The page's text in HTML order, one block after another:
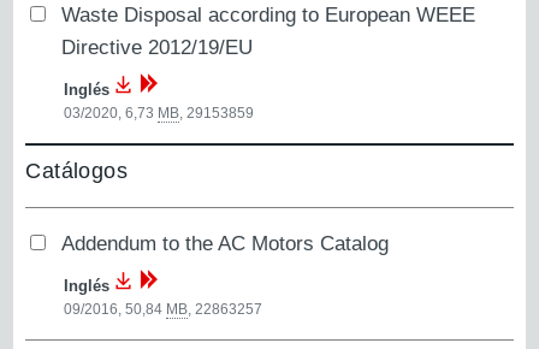
Waste Disposal according to European WEEE
Directive 2012/19/EU
Inglés
03/2020, 6,73 MB,29153859
Catálogos
Addendum to the AC Motors Catalog
Inglés
09/2016, 50,84 MB,22863257